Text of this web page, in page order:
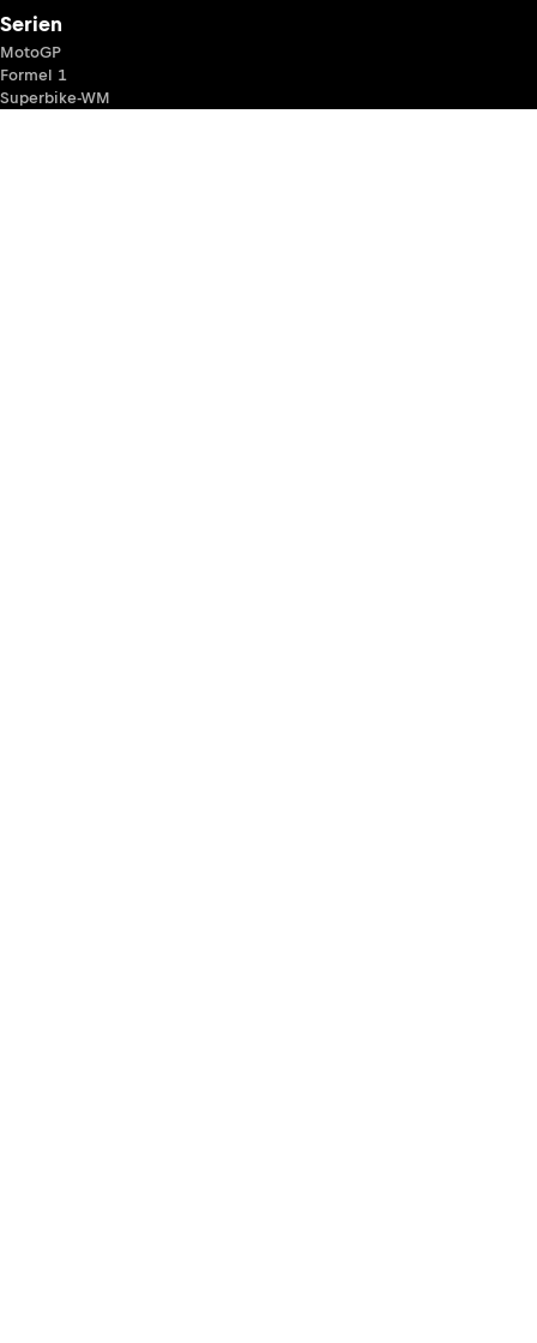
Serien
MotoGP
Formel 1
Superbike-WM